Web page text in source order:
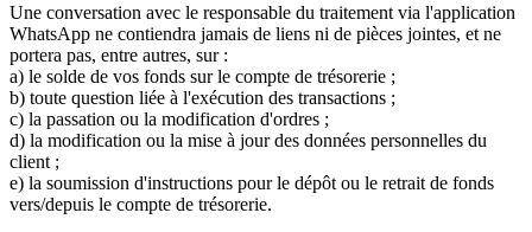
Une conversation avec le responsable du traitement via l'application
WhatsApp ne contiendra jamais de liens ni de pièces jointes, et ne
portera pas, entre autres, sur :
a) le solde de vos fonds sur le compte de trésorerie ;
b) toute question liée à l'exécution des transactions ;
c) la passation ou la modification d'ordres ;
d) la modification ou la mise à jour des données personnelles du
client ;
e) la soumission d'instructions pour le dépôt ou le retrait de fonds
vers/depuis le compte de trésorerie.